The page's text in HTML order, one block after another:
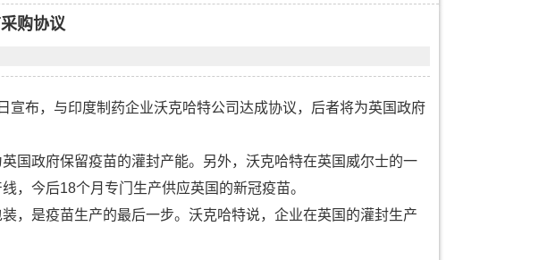
购协议
布，与印度制药企业沃克哈特公司达成协议，后者将为英国政府
政府保留疫苗的灌封产能。另外，沃克哈特在英国威尔士的一
，今后18个月专门生产供应英国的新冠疫苗。
是疫苗生产的最后一步。沃克哈特说，企业在英国的灌封生产